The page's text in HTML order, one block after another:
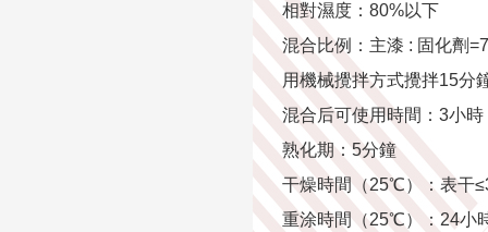
相對濕度：80%以下
混合比例：主漆 : 固化劑
用機械攪拌方式攪拌15分
混合后可使用時間：3小
熟化期：5分鐘
干燥時間（25℃）：表干
重涂時間（25℃）：24小